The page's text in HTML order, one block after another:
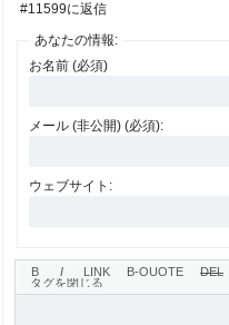
#11599に返信
あなたの情報:
お名前 (必須)
メール (非公開) (必須):
ウェブサイト: